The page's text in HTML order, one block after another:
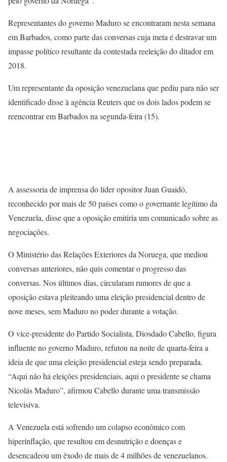
Representantes do governo Maduro se encontraram nesta semana
em Barbados, como parte das conversas cuja meta é destravar um
impasse político resultante da contestada reeleição do ditador em
2018.
Um representante da oposição venezuelana que pediu para não ser
identificado disse à agência Reuters que os dois lados podem se
reencontrar em Barbados na segunda-feira (15).
A assessoria de imprensa do líder opositor Juan Guaidó,
reconhecido por mais de 50 países como o governante legítimo da
Venezuela, disse que a oposição emitiria um comunicado sobre as
negociações.
O Ministério das Relações Exteriores da Noruega, que mediou
conversas anteriores, não quis comentar o progresso das
conversas. Nos últimos dias, circularam rumores de que a
oposição estava pleiteando uma eleição presidencial dentro de
nove meses, sem Maduro no poder durante a votação.
O vice-presidente do Partido Socialista, Diosdado Cabello, figura
influente no governo Maduro, refutou na noite de quarta-feira a
ideia de que uma eleição presidencial esteja sendo preparada.
“Aqui não há eleições presidenciais, aqui o presidente se chama
Nicolás Maduro”, afirmou Cabello durante uma transmissão
televisiva.
A Venezuela está sofrendo um colapso econômico com
hiperinflação, que resultou em desnutrição e doenças e
desencadeou um êxodo de mais de 4 milhões de venezuelanos.